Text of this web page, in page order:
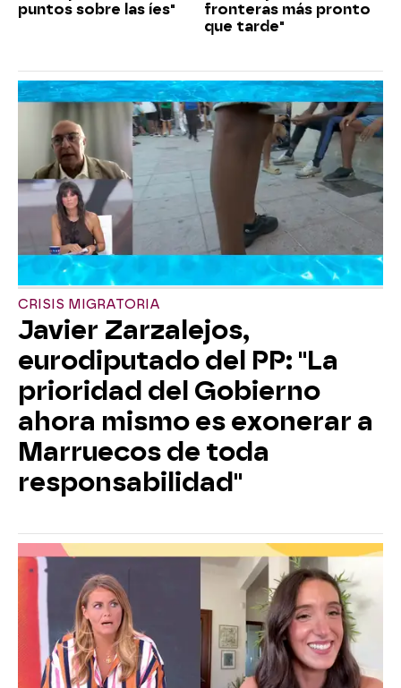
puntos sobre las íes"
fronteras más pronto
que tarde"
CRISIS MIGRATORIA
Javier Zarzalejos,
eurodiputado del PP: "La
prioridad del Gobierno
ahora mismo es exonerar a
Marruecos de toda
responsabilidad"